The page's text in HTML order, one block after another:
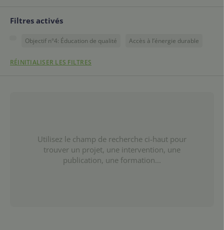
Filtres activés
Objectif n°4: Éducation de qualité Accès à l’énergie durable
RÉINITIALISER LES FILTRES
Utilisez le champ de recherche ci-haut pour
trouver un projet, une intervention, une
publication, une formation...